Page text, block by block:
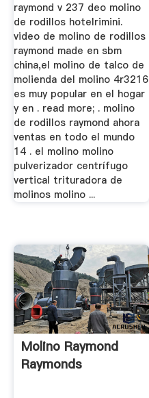
raymond v 237 deo molino
de rodillos hotelrimini.
video de molino de rodillos
raymond made en sbm
china,el molino de talco de
molienda del molino 4r3216
es muy popular en el hogar
y en . read more; . molino
de rodillos raymond ahora
ventas en todo el mundo
14 . el molino molino
pulverizador centrífugo
vertical trituradora de
molinos molino ...
Molino Raymond
Raymonds